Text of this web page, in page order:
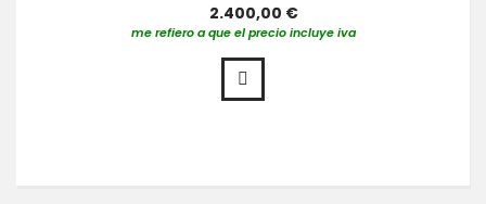
2.400,00 €
me refiero a que el precio incluye iva